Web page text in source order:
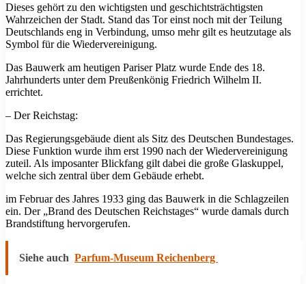
Dieses gehört zu den wichtigsten und geschichtsträchtigsten
Wahrzeichen der Stadt. Stand das Tor einst noch mit der Teilung
Deutschlands eng in Verbindung, umso mehr gilt es heutzutage als
Symbol für die Wiedervereinigung.
Das Bauwerk am heutigen Pariser Platz wurde Ende des 18.
Jahrhunderts unter dem Preußenkönig Friedrich Wilhelm II.
errichtet.
– Der Reichstag:
Das Regierungsgebäude dient als Sitz des Deutschen Bundestages.
Diese Funktion wurde ihm erst 1990 nach der Wiedervereinigung
zuteil. Als imposanter Blickfang gilt dabei die große Glaskuppel,
welche sich zentral über dem Gebäude erhebt.
im Februar des Jahres 1933 ging das Bauwerk in die Schlagzeilen
ein. Der „Brand des Deutschen Reichstages“ wurde damals durch
Brandstiftung hervorgerufen.
Siehe auch Parfum-Museum Reichenberg